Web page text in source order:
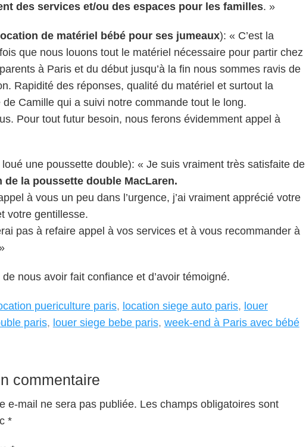
des services et/ou des espaces pour les familles. »
de matériel bébé pour ses jumeaux): « C’est la
que nous louons tout le matériel nécessaire pour partir chez
à Paris et du début jusqu’à la fin nous sommes ravis de
Rapidité des réponses, qualité du matériel et surtout la
de Camille qui a suivi notre commande tout le long.
Pour tout futur besoin, nous ferons évidemment appel à
une poussette double): « Je suis vraiment très satisfaite de
de la poussette double MacLaren.
à vous un peu dans l’urgence, j’ai vraiment apprécié votre
votre gentillesse.
pas à refaire appel à vos services et à vous recommander à
nous avoir fait confiance et d’avoir témoigné.
puericulture paris, location siege auto paris, louer
paris, louer siege bebe paris, week-end à Paris avec bébé
commentaire
e-mail ne sera pas publiée. Les champs obligatoires sont
*